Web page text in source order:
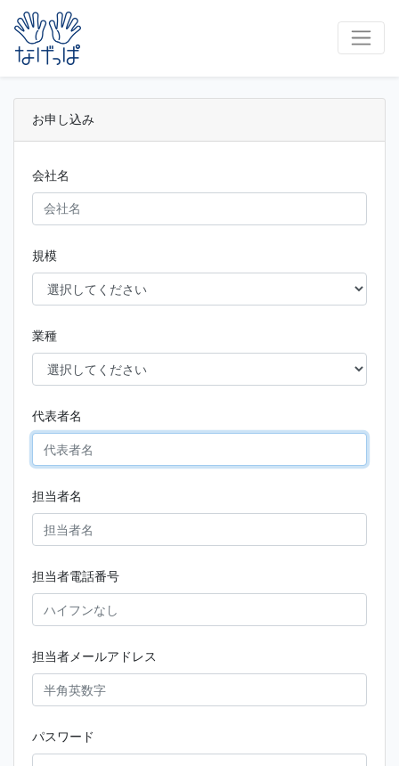
お申し込み
会社名
規模
業種
代表者名
担当者名
担当者電話番号
担当者メールアドレス
パスワード